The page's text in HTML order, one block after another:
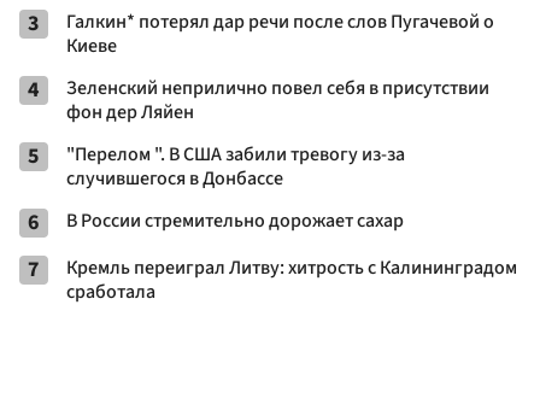
3
Галкин* потерял дар речи после слов Пугачевой о
Киеве
4
Зеленский неприлично повел cебя в присутствии
фон дер Ляйен
5
"Перелом ". В США забили тревогу из-за
случившегося в Донбассе
6 В России стремительно дорожает сахар
7
Кремль переиграл Литву: хитрость с Калининградом
сработала